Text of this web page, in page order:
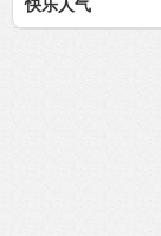
快乐人气